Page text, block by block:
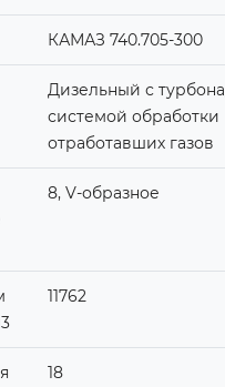
КАМАЗ 740.705-300
Дизельный с
системой обработки
отработавших газов
8, V-образное
11762
18